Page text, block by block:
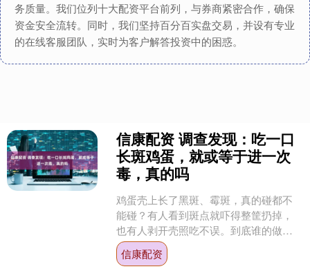
务质量。我们位列十大配资平台前列，与券商紧密合作，确保
资金安全流转。同时，我们坚持百分百实盘交易，并设有专业
的在线客服团队，实时为客户解答投资中的困惑。
信康配资 调查发现：吃一口
长斑鸡蛋，就或等于进一次
毒，真的吗
鸡蛋壳上长了黑斑、霉斑，真的碰都不
能碰？有人看到斑点就吓得整筐扔掉，
也有人剥开壳照吃不误。到底谁的做法
更靠谱？ 长斑的背后，藏着几个你一直
没搞懂的真相。 鸡蛋壳....
信康配资